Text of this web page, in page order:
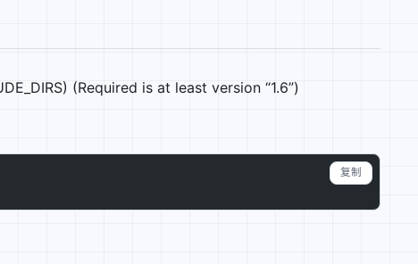
(Required is at least version “1.6”)
复制